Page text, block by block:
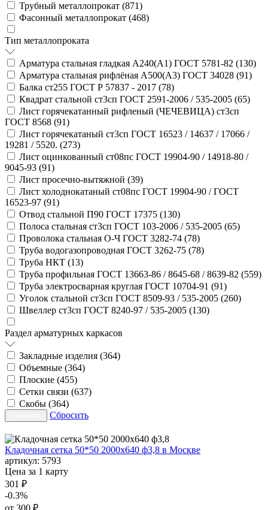
Трубный металлопрокат (871)
Фасонный металлопрокат (468)
Тип металлопроката
Арматура стальная гладкая А240(А1) ГОСТ 5781-82 (130)
Арматура стальная рифлёная А500(А3) ГОСТ 34028 (91)
Балка ст255 ГОСТ Р 57837 - 2017 (78)
Квадрат стальной ст3сп ГОСТ 2591-2006 / 535-2005 (65)
Лист горячекатанный рифленый (ЧЕЧЕВИЦА) ст3сп
ГОСТ 8568 (91)
Лист горячекатаный ст3сп ГОСТ 16523 / 14637 / 17066 /
19281 / 5520. (273)
Лист оцинкованный ст08пс ГОСТ 19904-90 / 14918-80 /
9045-93 (91)
Лист просечно-вытяжной (39)
Лист холоднокатаный ст08пс ГОСТ 19904-90 / ГОСТ
16523-97 (91)
Отвод стальной П90 ГОСТ 17375 (130)
Полоса стальная ст3сп ГОСТ 103-2006 / 535-2005 (65)
Проволока стальная О-Ч ГОСТ 3282-74 (78)
Труба водогазопроводная ГОСТ 3262-75 (78)
Труба НКТ (13)
Труба профильная ГОСТ 13663-86 / 8645-68 / 8639-82 (559)
Труба электросварная круглая ГОСТ 10704-91 (91)
Уголок стальной ст3сп ГОСТ 8509-93 / 535-2005 (260)
Швеллер ст3сп ГОСТ 8240-97 / 535-2005 (130)
Раздел арматурных каркасов
Закладные изделия (364)
Объемные (364)
Плоские (455)
Сетки связи (637)
Скобы (364)
Сбросить
Кладочная сетка 50*50 2000х640 ф3,8 в Москве
артикул: 5793
Цена за 1 карту
301 ₽
-0.3%
от 300 ₽